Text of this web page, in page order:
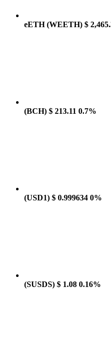
eETH(WEETH) $
(BCH) $ 213.11 0.7%
(USD1) $ 0.999634 0%
(SUSDS) $ 1.08 0.16%